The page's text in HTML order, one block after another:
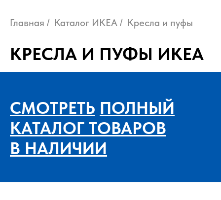
Главная / Каталог ИКЕА / Кресла и пуфы
КРЕСЛА И ПУФЫ ИКЕА
СМОТРЕТЬ ПОЛНЫЙ
КАТАЛОГ ТОВАРОВ
В НАЛИЧИИ